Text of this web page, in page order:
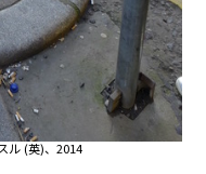
ル (英)、2014